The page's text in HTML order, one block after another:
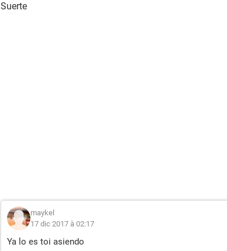
Suerte
maykel
17 dic 2017 à 02:17
Ya lo es toi asiendo